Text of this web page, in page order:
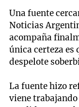
Una fuente
Noticias
acompaña
única certeza es
despelote
La fuente hizo
viene